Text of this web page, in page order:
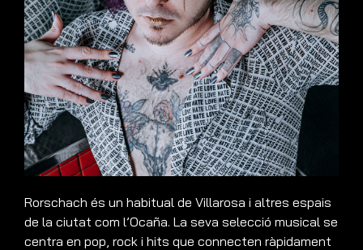
Rorschach és un habitual de Villarosa i altres espais
de la ciutat com l’Ocaña. La seva selecció musical se
centra en pop, rock i hits que connecten ràpidament